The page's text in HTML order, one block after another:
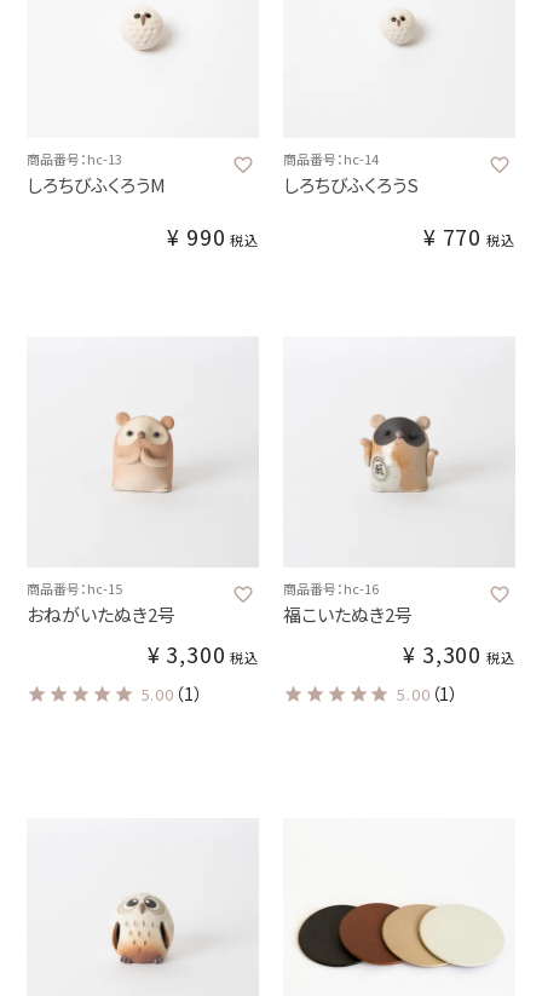
商品番号：hc-13
しろちびふくろうM
¥ 990 税込
商品番号：hc-14
しろちびふくろうS
¥ 770 税込
商品番号：hc-15
おねがいたぬき2号
¥ 3,300 税込
5.00 （1）
商品番号：hc-16
福こいたぬき2号
¥ 3,300 税込
5.00 （1）